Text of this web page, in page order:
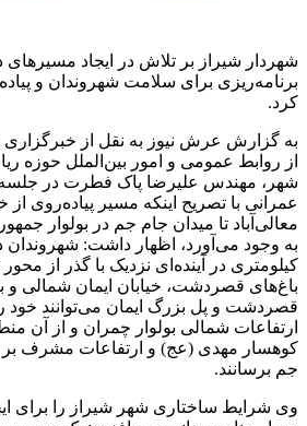
شهردار شیراز بر تلاش در ایجاد
برنامه‌ریزی برای سلامت شهروندان و
کرد.
به گزارش عرش نیوز به نقل از خبرگزاری
از روابط عمومی و امور بین‌الملل حوزه
شهر، مهندس علیرضا پاک فطرت در جلسه
عمرانی با تصریح اینکه مسیر پیاده‌روی از
معالی‌آباد تا میدان جام جم در بولوار
به وجود می‌آورد، اظهار داشت: شهروندان
کیلومتری در آینده‌ای نزدیک با گذر از
باغ‌های قصردشت، خیابان ایمان شمالی و
قصردشت و پل بزرگ ایمان می‌توانند خود
ارتفاعات شمالی بولوار چمران و از آن
کوهسار مهدی (عج) و ارتفاعات مشرف بر
جم برسانند.
وی شرایط ساختاری شهر شیراز را برای